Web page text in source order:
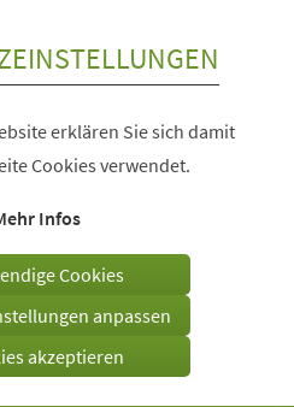
erklären Sie sich damit
Cookies verwendet.
Infos
Cookies
anpassen
akzeptieren